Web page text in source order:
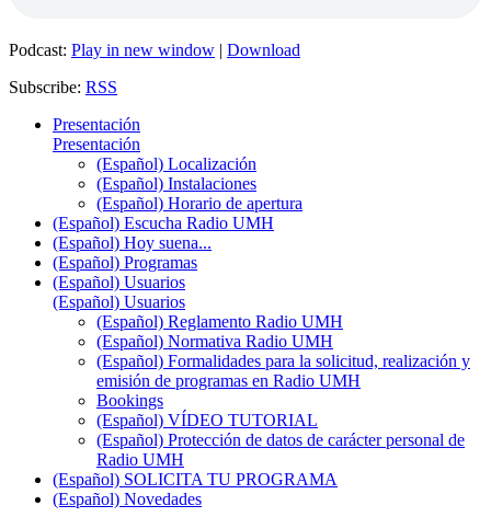
Podcast: Play in new window | Download
Subscribe: RSS
Presentación
Presentación
(Español) Localización
(Español) Instalaciones
(Español) Horario de apertura
(Español) Escucha Radio UMH
(Español) Hoy suena...
(Español) Programas
(Español) Usuarios
(Español) Usuarios
(Español) Reglamento Radio UMH
(Español) Normativa Radio UMH
(Español) Formalidades para la solicitud, realización y
emisión de programas en Radio UMH
Bookings
(Español) VÍDEO TUTORIAL
(Español) Protección de datos de carácter personal de
Radio UMH
(Español) SOLICITA TU PROGRAMA
(Español) Novedades